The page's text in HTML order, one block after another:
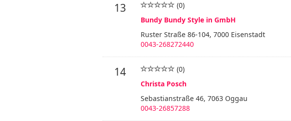
13
(0)
Bundy Bundy Style in GmbH
Ruster Straße 86-104, 7000 Eisenstadt
0043-268272440
14
(0)
Christa Posch
Sebastianstraße 46, 7063 Oggau
0043-26857288